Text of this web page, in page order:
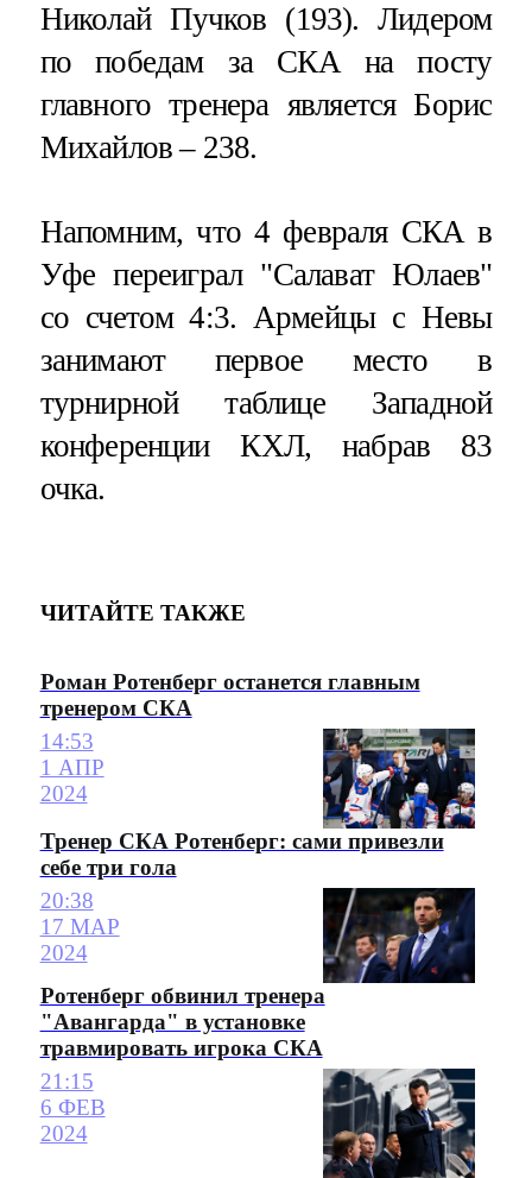
Николай Пучков (193). Лидером
по победам за СКА на посту
главного тренера является Борис
Михайлов – 238.
Напомним, что 4 февраля СКА в
Уфе переиграл "Салават Юлаев"
со счетом 4:3. Армейцы с Невы
занимают первое место в
турнирной таблице Западной
конференции КХЛ, набрав 83
очка.
ЧИТАЙТЕ ТАКЖЕ
Роман Ротенберг останется главным
тренером СКА
14:53
1 АПР
2024
Тренер СКА Ротенберг: сами привезли
себе три гола
20:38
17 МАР
2024
Ротенберг обвинил тренера
"Авангарда" в установке
травмировать игрока СКА
21:15
6 ФЕВ
2024